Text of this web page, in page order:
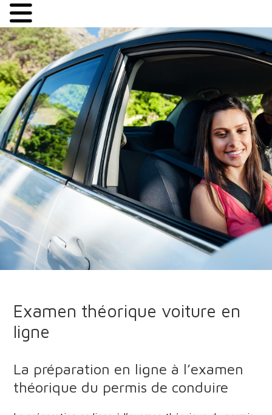
Examen théorique voiture en
ligne
La préparation en ligne à l’examen
théorique du permis de conduire